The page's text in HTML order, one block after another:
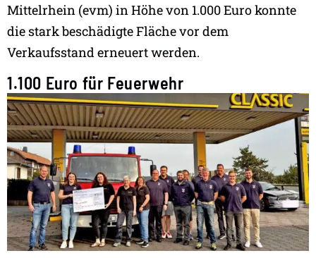
Mittelrhein (evm) in Höhe von 1.000 Euro konnte
die stark beschädigte Fläche vor dem
Verkaufsstand erneuert werden.
1.100 Euro für Feuerwehr